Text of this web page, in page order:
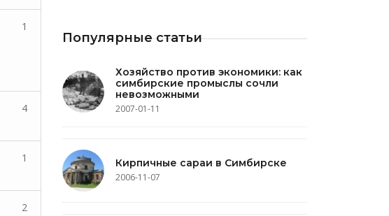
1
4
1
2
Популярные статьи
Хозяйство против экономики: как
симбирские промыслы сочли
невозможными
2007-01-11
Кирпичные сараи в Симбирске
2006-11-07